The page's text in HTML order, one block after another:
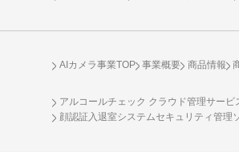
AIカメラ事業TOP 事業概要 商品情報
アルコールチェック クラウド管理サービ
顔認証入退室システムセキュリティ管理